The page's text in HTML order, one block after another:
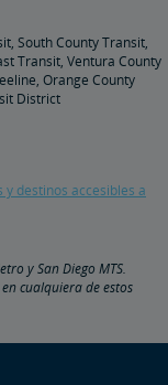
South County Transit,
Transit, Ventura County
Orange County
District
y destinos accesibles a
y San Diego MTS.
cualquiera de estos